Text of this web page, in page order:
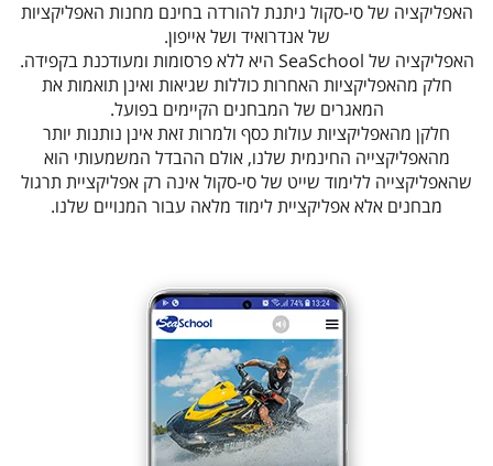
האפליקציה של סי-סקול ניתנת להורדה בחינם מחנות האפליקציות
של אנדרואיד ושל אייפון.
האפליקציה של SeaSchool היא ללא פרסומות ומעודכנת בקפידה.
חלק מהאפליקציות האחרות כוללות שגיאות ואינן תואמות את
המאגרים של המבחנים הקיימים בפועל.
חלקן מהאפליקציות עולות כסף ולמרות זאת אינן נותנות יותר
מהאפליקצייה החינמית שלנו, אולם ההבדל המשמעותי הוא
שהאפליקצייה ללימוד שייט של סי-סקול אינה רק אפליקציית תרגול
מבחנים אלא אפליקציית לימוד מלאה עבור המנויים שלנו.